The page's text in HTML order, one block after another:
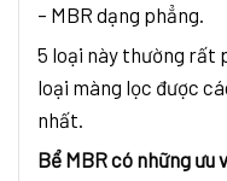
– MBR dạng phẳng.
5 loại này thường rất
loại màng lọc được
nhất.
Bể MBR có những ưu